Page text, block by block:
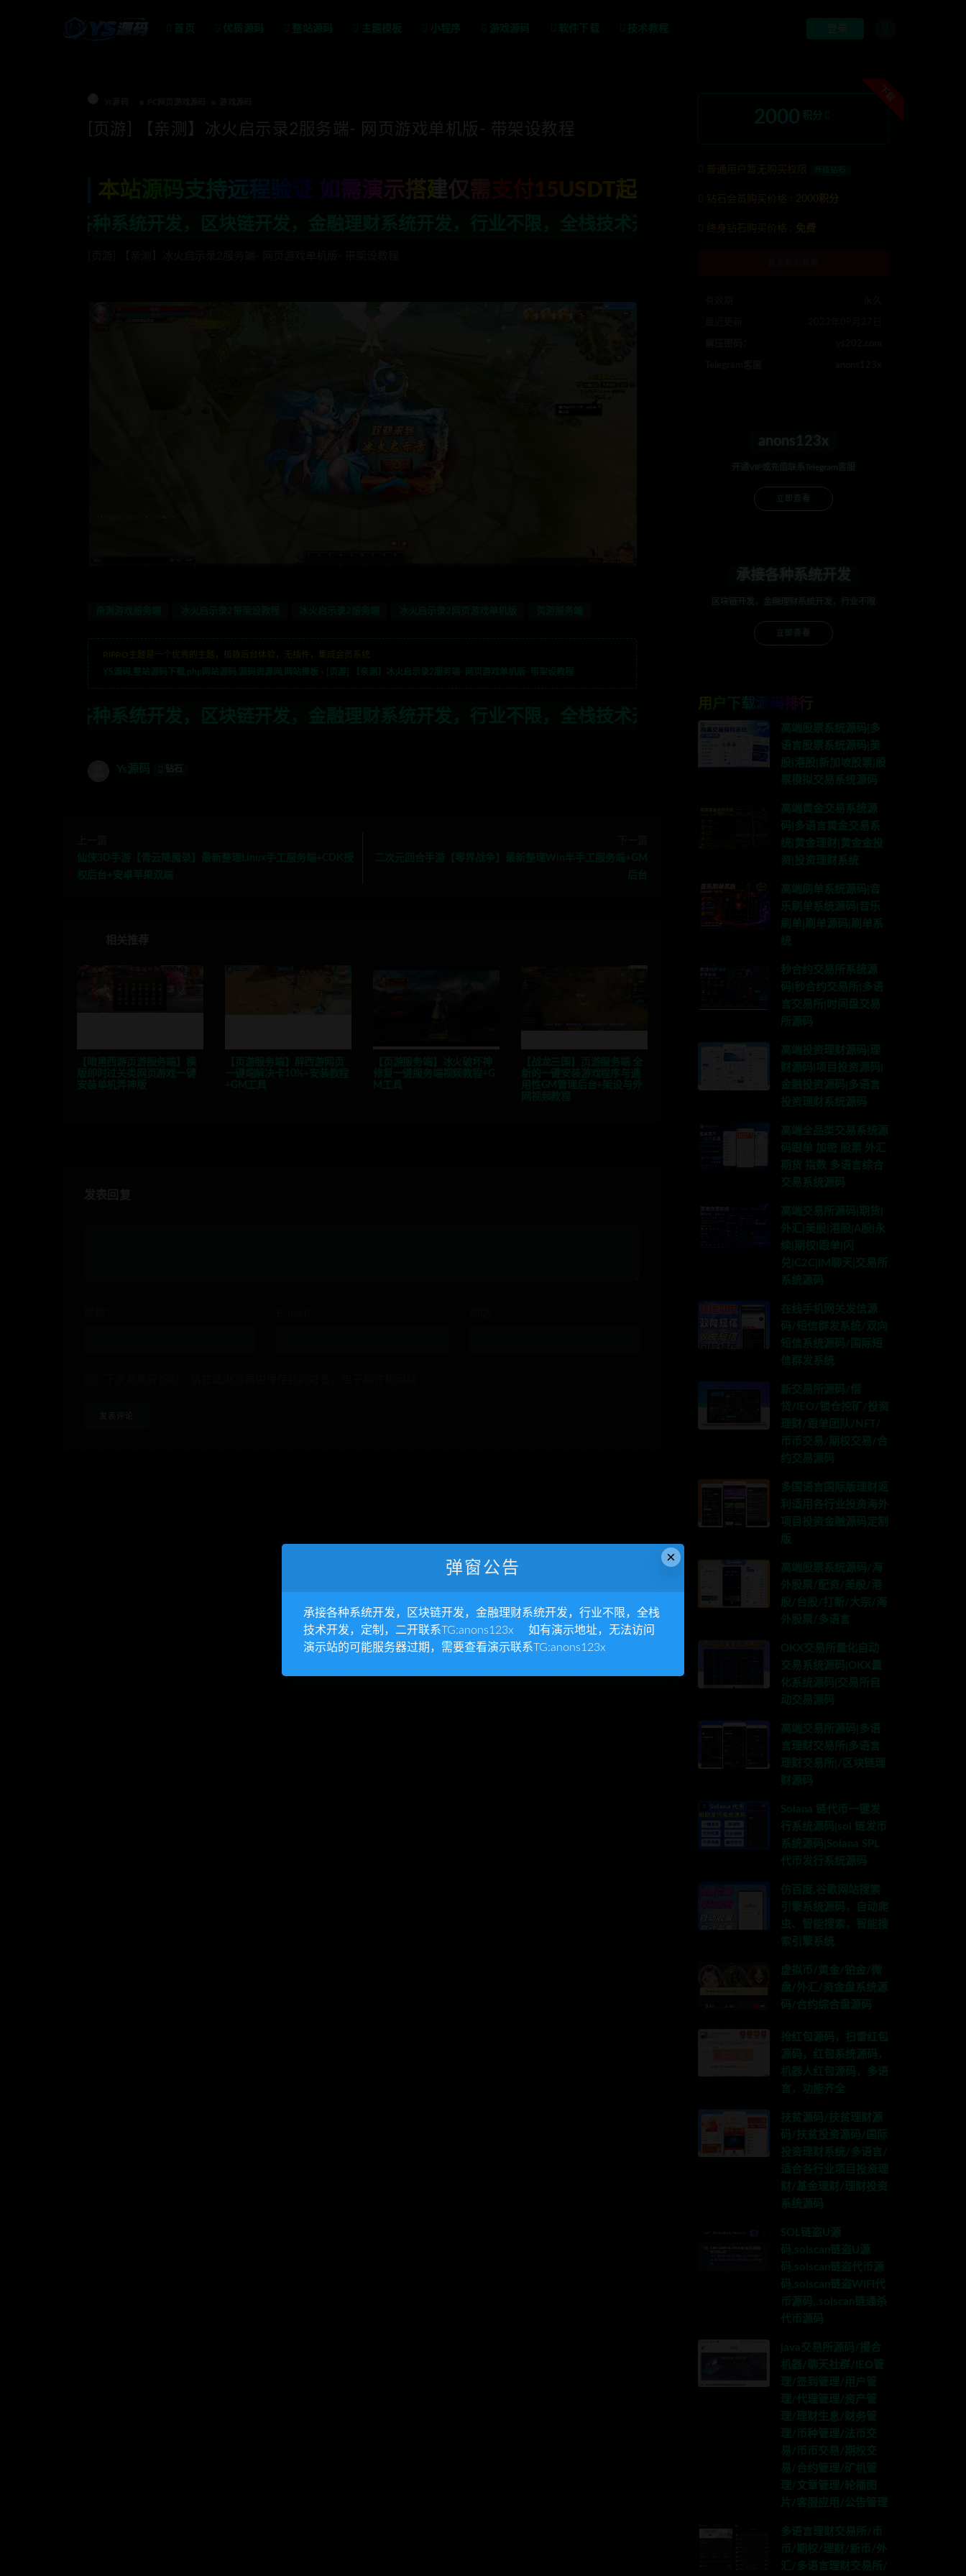
首页 优质源码 整站源码 主题模板 小程序 游戏源码 软件下载 技术教程 登录
[页游] 【亲测】冰火启示录2服务端- 网页游戏单机版- 带架设教程
本站源码支持远程验证 如需演示搭建仅需支付15USDT起
发，区块链开发，金融理财系统开发，行业不限，全栈技术开发，定制，二开联系TG:anons123x
RIPRO主题是一个优秀的主题，极致后台体验，无插件，集成会员系统
YS源码,整站源码下载,php网站源码,源码资源网,网站模板
[页游] 【亲测】冰火启示录2服务端- 网页游戏单机版- 带架设教程
发，区块链开发，金融理财系统开发，行业不限，全栈技术开发，定制，二开联系TG:anons123x
Ys源码 钻石
下载
2000 积分
普通用户暂无购买权限
钻石会员购买价格 : 2000积分
终身钻石购买价格 : 免费
anons123x
开通VIP或充值联系Telegram客服
立即查看
承接各种系统开发
区块链开发，金融理财系统开发，行业不限
立即查看
用户下载源码排行
高端股票系统源码|多
语言股票系统源码|美
股|港股|新加坡股票|股
票模拟交易系统源码
高端黄金交易系统源
码|多语言黄金交易系
统|黄金理财|黄金金投
资|投资理财系统
高端刷单系统源码|音
乐刷单系统源码|音乐
刷单|刷单源码|刷单系
统
秒合约交易所系统源
码|秒合约交易所|多语
言交易所|时间盘交易
所源码
高端投资理财源码|理
财源码|项目投资源码|
金融投资源码|多语言
投资理财系统源码
高端全品类交易系统源
码跟单 加密 股票 外汇
期货 指数 多语言综合
交易系统源码
高端交易所源码|期货|
外汇|美股|港股|A股|永
续|期权|跟单|闪
兑|C2C|IM聊天|交易所
系统源码
在线手机网关发信源
码/短信群发系统/双向
短信系统源码/国际短
信群发系统
新交易所源码/借
贷/IEO/锁仓挖矿/投资
理财/跟单团队/NFT/
币币交易/期权交易/合
约交易源码
多国语言国际版理财返
利适用各行业投资海外
项目投资金融源码定制
版
高端股票系统源码/海
外股票/配资/美股/港
股/台股/打新/大宗/海
外股票/多语言
OKX交易所量化自动
交易系统源码|OKX量
化系统源码|交易所自
动交易源码
高端交易所源码|多语
言理财交易所|多语言
理财交易所|/区块链理
财源码
Solana 链代币一键发
行系统源码|sol 链发币
系统源码|Solana SPL
代币发行系统源码
仿百度,谷歌网站搜索
引擎系统源码，自动爬
虫、智能搜索，智能搜
索引擎系统
虚拟币/黄金/铂金/微
盘/外汇/资金盘系统源
码/合约综合盘源码
抢红包源码，扫雷红包
源码，红包系统源码，
机器人红包源码，多语
言，功能齐全
扶贫源码/扶贫理财源
码/扶贫投资源码/国际
投资理财系统/多语言/
适合各行业项目投资理
财/基金理财/理财投资
系统源码
SOL链盗U源
码,solscan链盗U源
码,solscan链盗代币源
码,solscan链盗WIFI代
币源码,,solscan链通杀
代币源码
java交易所源码/撮合
机器/聊天社群/IEO管
理/签到管理/用户管
理/代理管理/资产管
理/理财生息/财务管
理/币种管理/法币交
易/币币交易/期权交
易/合约管理/矿机管
理/文章管理/轮播图
片/客服应用/公告管理
多语言理财交易所/币
币/期权/理财/新币/外
汇/多语言理财交易所/
×
弹窗公告
承接各种系统开发，区块链开发，金融理财系统开发，行业不限，全栈
技术开发，定制，二开联系TG:anons123x 如有演示地址，无法访问
演示站的可能服务器过期，需要查看演示联系TG:anons123x